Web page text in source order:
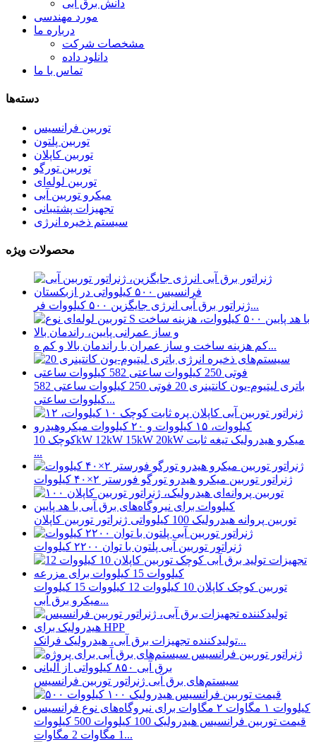
دانش برق آبی
مورد مهندسی
درباره ما
مشخصات شرکت
دانلود داده
تماس با ما
دسته‌ها
توربین فرانسیس
توربین پلتون
توربین کاپلان
توربین تورگو
توربین لوله‌ای
میکرو توربین آبی
تجهیزات پشتیبانی
سیستم ذخیره انرژی
محصولات ویژه
ژنراتور برق آبی انرژی جایگزین ۵۰۰ کیلووات فر...
کم هزینه ساخت و ساز عمران با راندمان بالا و کم ه...
باتری لیتیوم-یون کانتینری 20 فوتی 250 کیلووات ساعتی 582
کیلووات ساعتی...
کوچک 10kW 12kW 15kW 20kW میکرو هیدرولیک تیغه ثابت
...
ژنراتور توربین میکرو هیدرو تورگو فورستر ۲×۴۰ کیلووات
توربین پروانه هیدرولیک 100 کیلوواتی ژنراتور توربین کاپلان
ژنراتور توربین آبی پلتون با توان ۲۲۰۰ کیلووات
توربین کوچک کاپلان 10 کیلووات 12 کیلووات 15 کیلووات
میکرو برق آبی...
تولیدکننده تجهیزات برق آبی، هیدرولیک فرانک...
سیستم‌های برق آبی ژنراتور توربین فرانسیس
قیمت توربین فرانسیس هیدرولیک 100 کیلووات 500 کیلووات
1 مگاوات 2 مگاوات...